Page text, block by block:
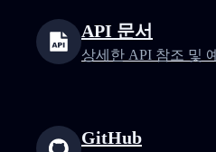
API 문서
상세한 API 참조 및
GitHub